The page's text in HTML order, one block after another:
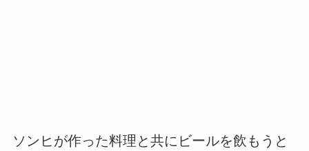
ソンヒが作った料理と共にビールを飲もうと